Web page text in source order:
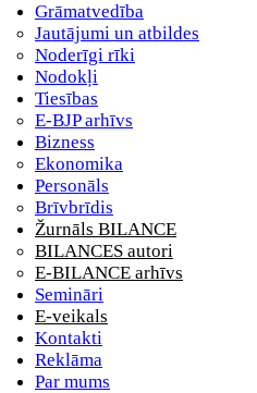
Grāmatvedība
Jautājumi un atbildes
Noderīgi rīki
Nodokļi
Tiesības
E-BJP arhīvs
Bizness
Ekonomika
Personāls
Brīvbrīdis
Žurnāls BILANCE
BILANCES autori
E-BILANCE arhīvs
Semināri
E-veikals
Kontakti
Reklāma
Par mums